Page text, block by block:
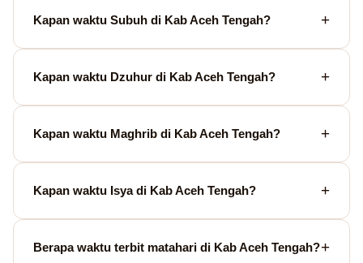
Kapan waktu Subuh di Kab Aceh Tengah?
Kapan waktu Dzuhur di Kab Aceh Tengah?
Kapan waktu Maghrib di Kab Aceh Tengah?
Kapan waktu Isya di Kab Aceh Tengah?
Berapa waktu terbit matahari di Kab Aceh Tengah?